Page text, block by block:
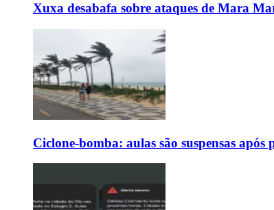
Xuxa desabafa sobre ataques de Mara
Ciclone-bomba: aulas são suspensas